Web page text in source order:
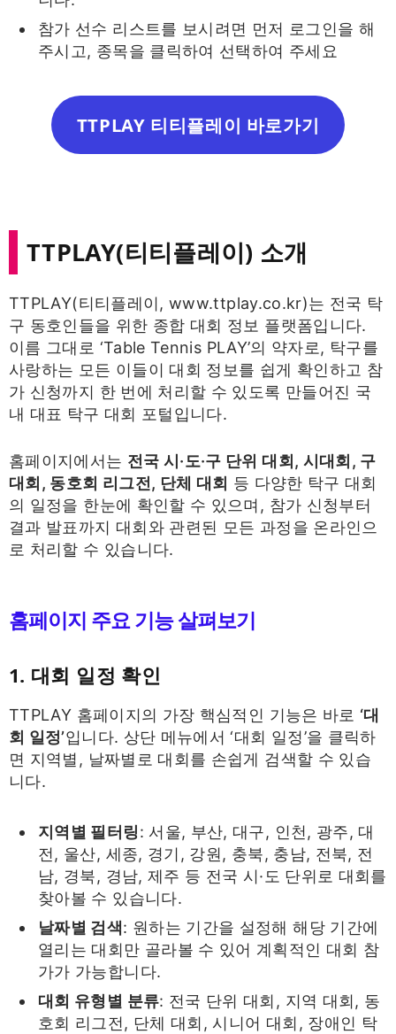
참가 선수 리스트를 보시려면 먼저 로그인을 해
주시고, 종목을 클릭하여 선택하여 주세요
TTPLAY 티티플레이 바로가기
TTPLAY(티티플레이) 소개
TTPLAY(티티플레이, www.ttplay.co.kr)는 전국 탁
구 동호인들을 위한 종합 대회 정보 플랫폼입니다.
이름 그대로 ‘Table Tennis PLAY’의 약자로, 탁구를
사랑하는 모든 이들이 대회 정보를 쉽게 확인하고 참
가 신청까지 한 번에 처리할 수 있도록 만들어진 국
내 대표 탁구 대회 포털입니다.
홈페이지에서는 전국 시·도·구 단위 대회, 시대회, 구
대회, 동호회 리그전, 단체 대회 등 다양한 탁구 대회
의 일정을 한눈에 확인할 수 있으며, 참가 신청부터
결과 발표까지 대회와 관련된 모든 과정을 온라인으
로 처리할 수 있습니다.
홈페이지 주요 기능 살펴보기
1. 대회 일정 확인
TTPLAY 홈페이지의 가장 핵심적인 기능은 바로 ‘대
회 일정’입니다. 상단 메뉴에서 ‘대회 일정’을 클릭하
면 지역별, 날짜별로 대회를 손쉽게 검색할 수 있습
니다.
지역별 필터링: 서울, 부산, 대구, 인천, 광주, 대
전, 울산, 세종, 경기, 강원, 충북, 충남, 전북, 전
남, 경북, 경남, 제주 등 전국 시·도 단위로 대회를
찾아볼 수 있습니다.
날짜별 검색: 원하는 기간을 설정해 해당 기간에
열리는 대회만 골라볼 수 있어 계획적인 대회 참
가가 가능합니다.
대회 유형별 분류: 전국 단위 대회, 지역 대회, 동
호회 리그전, 단체 대회, 시니어 대회, 장애인 탁